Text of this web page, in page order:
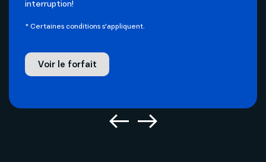
interruption!
* Certaines conditions s'appliquent.
Voir le forfait